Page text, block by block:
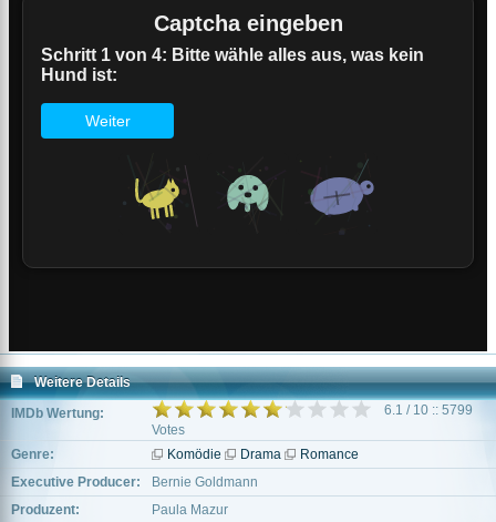
Weitere Details
IMDb Wertung:
6.1 / 10 :: 5799
Votes
Genre:
Komödie Drama
Romance
Executive Producer:
Bernie Goldmann
Produzent:
Paula Mazur